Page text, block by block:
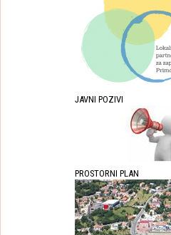
JAVNI POZIVI
PROSTORNI PLAN